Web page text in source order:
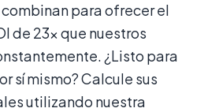
para ofrecer el
de 23x que nuestros
¿Listo para
sí mismo? Calcule sus
utilizando nuestra